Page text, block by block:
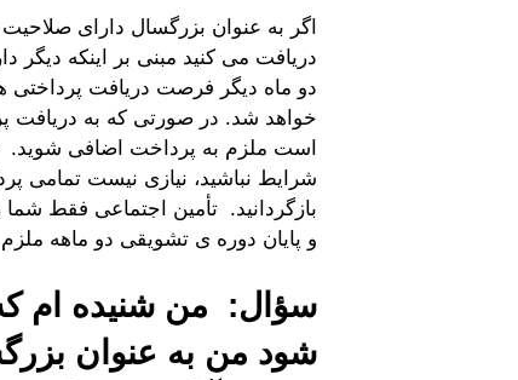
دریافت می کنید مبنی بر اینکه دیگر
خواهد شد. در صورتی که به دریافت
است ملزم به پرداخت اضافی شوید.
بازگردانید. تأمین اجتماعی فقط شما
و پایان دوره ی تشویقی دو ماهه
سؤال: من شنیده ام